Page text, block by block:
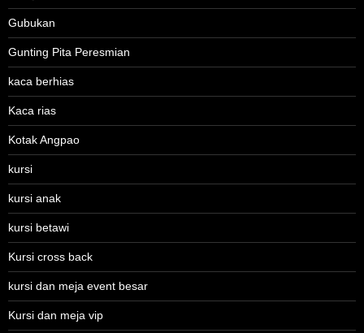
Gubukan
Gunting Pita Peresmian
kaca berhias
Kaca rias
Kotak Angpao
kursi
kursi anak
kursi betawi
Kursi cross back
kursi dan meja event besar
Kursi dan meja vip